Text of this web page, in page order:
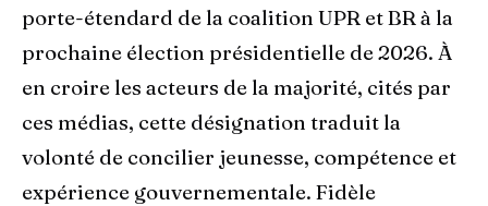
porte-étendard de la coalition UPR et BR à la
prochaine élection présidentielle de 2026. À
en croire les acteurs de la majorité, cités par
ces médias, cette désignation traduit la
volonté de concilier jeunesse, compétence et
expérience gouvernementale. Fidèle